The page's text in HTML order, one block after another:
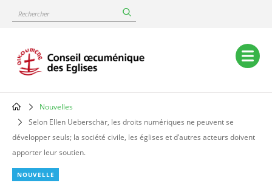
content
Rechercher
Main
navigation
Breadcrumb
Nouvelles
Selon Ellen Ueberschär, les droits numériques ne peuvent se
développer seuls; la société civile, les églises et d’autres acteurs doivent
apporter leur soutien.
NOUVELLE